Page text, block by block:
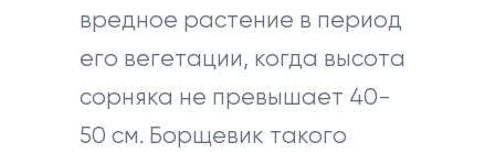
вредное растение в период
его вегетации, когда высота
сорняка не превышает 40-
50 см. Борщевик такого